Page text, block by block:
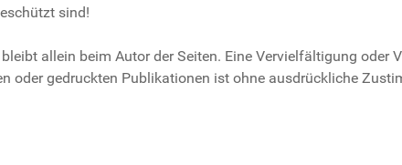
sind!
allein beim Autor der Seiten. Eine Vervielfältigung oder
oder gedruckten Publikationen ist ohne ausdrückliche